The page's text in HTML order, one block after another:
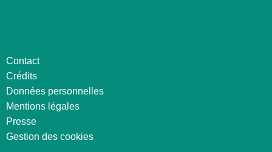
Contact
Crédits
Données personnelles
Mentions légales
Presse
Gestion des cookies